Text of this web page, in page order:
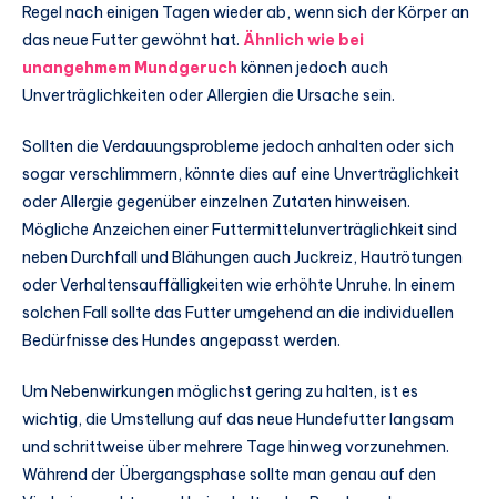
Regel nach einigen Tagen wieder ab, wenn sich der Körper an
das neue Futter gewöhnt hat. Ähnlich wie bei
unangehmem Mundgeruch können jedoch auch
Unverträglichkeiten oder Allergien die Ursache sein.
Sollten die Verdauungsprobleme jedoch anhalten oder sich
sogar verschlimmern, könnte dies auf eine Unverträglichkeit
oder Allergie gegenüber einzelnen Zutaten hinweisen.
Mögliche Anzeichen einer Futtermittelunverträglichkeit sind
neben Durchfall und Blähungen auch Juckreiz, Hautrötungen
oder Verhaltensauffälligkeiten wie erhöhte Unruhe. In einem
solchen Fall sollte das Futter umgehend an die individuellen
Bedürfnisse des Hundes angepasst werden.
Um Nebenwirkungen möglichst gering zu halten, ist es
wichtig, die Umstellung auf das neue Hundefutter langsam
und schrittweise über mehrere Tage hinweg vorzunehmen.
Während der Übergangsphase sollte man genau auf den